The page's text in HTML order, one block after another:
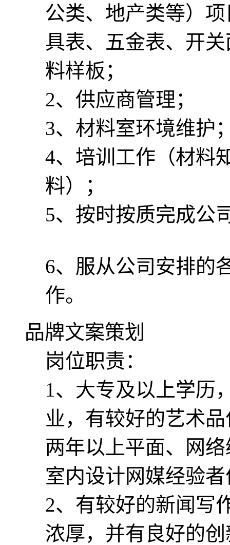
公类、地产类等）
具表、五金表、开
料样板；
2、供应商管理；
3、材料室环境维护
4、培训工作（材料
料）；
5、按时按质完
6、服从公司安排的
作。
品牌文案策划
岗位职责：
1、大专及以上学历
业，有较好的艺术
两年以上平面、网
室内设计网媒经验
2、有较好的新闻写
浓厚，并有良好的